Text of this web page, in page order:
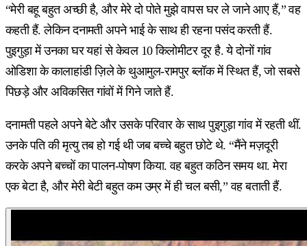
“मेरी बहू बहुत अच्छी है, और मेरे दो पोते मुझे वापस घर ले जाने आए हैं,” वह
कहती हैं. लेकिन दनामती अपने भाई के साथ ही रहना पसंद करती हैं.
पुइगुड़ा में उनका घर यहां से केवल 10 किलोमीटर दूर है. ये दोनों गांव
ओडिशा के कालाहांडी ज़िले के थुआमुल-रामपुर ब्लॉक में स्थित हैं, जो सबसे
पिछड़े और अविकसित गांवों में गिने जाते हैं.
दनामती पहले अपने बेटे और उसके परिवार के साथ पुइगुड़ा गांव में रहती थीं.
उनके पति की मृत्यु तब हो गई थी जब बच्चे बहुत छोटे थे. “मैंने मज़दूरी
करके अपने बच्चों का पालन-पोषण किया. वह बहुत कठिन समय था. मेरा
एक बेटा है, और मेरी बेटी बहुत कम उम्र में ही चल बसी,” वह बताती हैं.